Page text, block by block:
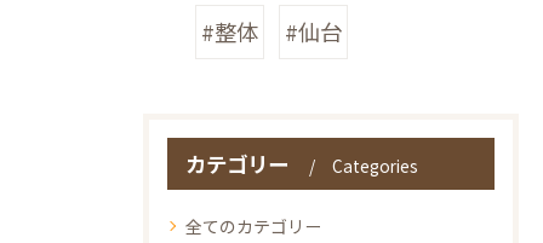
#整体 #仙台
カテゴリー Categories
全てのカテゴリー